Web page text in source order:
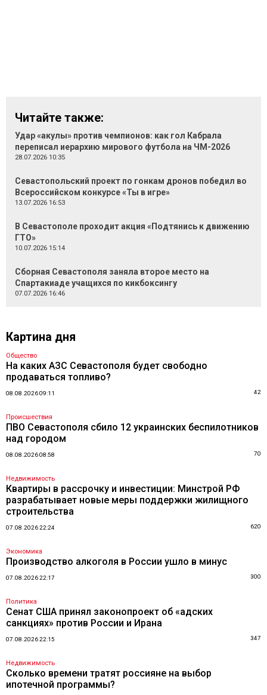
Читайте также:
Удар «акулы» против чемпионов: как гол Кабрала
переписал иерархию мирового футбола на ЧМ-2026
28.07.2026 10:35
Севастопольский проект по гонкам дронов победил во
Всероссийском конкурсе «Ты в игре»
13.07.2026 16:53
В Севастополе проходит акция «Подтянись к движению
ГТО»
10.07.2026 15:14
Сборная Севастополя заняла второе место на
Спартакиаде учащихся по кикбоксингу
07.07.2026 16:46
Картина дня
Общество
На каких АЗС Севастополя будет свободно
продаваться топливо?
08.08.2026 09:11 42
Происшествия
ПВО Севастополя сбило 12 украинских беспилотников
над городом
08.08.2026 08:58 70
Недвижимость
Квартиры в рассрочку и инвестиции: Минстрой РФ
разрабатывает новые меры поддержки жилищного
строительства
07.08.2026 22:24 620
Экономика
Производство алкоголя в России ушло в минус
07.08.2026 22:17 300
Политика
Сенат США принял законопроект об «адских
санкциях» против России и Ирана
07.08.2026 22:15 347
Недвижимость
Сколько времени тратят россияне на выбор
ипотечной программы?